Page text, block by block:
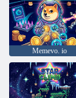
Memevo. io